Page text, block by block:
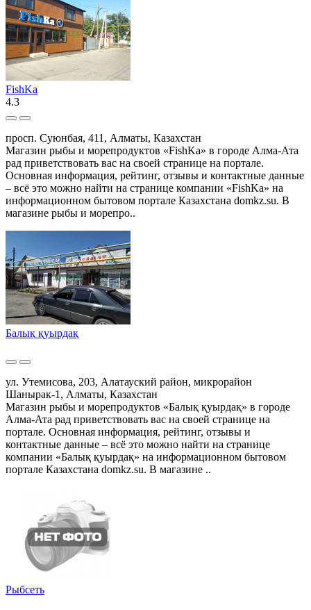
FishKa
4.3
просп. Суюнбая, 411, Алматы, Казахстан
Магазин рыбы и морепродуктов «FishKa» в городе Алма-Ата
рад приветствовать вас на своей странице на портале.
Основная информация, рейтинг, отзывы и контактные данные
– всё это можно найти на странице компании «FishKa» на
информационном бытовом портале Казахстана domkz.su. В
магазине рыбы и морепро..
Балық қуырдақ
ул. Утемисова, 203, Алатауский район, микрорайон
Шанырак-1, Алматы, Казахстан
Магазин рыбы и морепродуктов «Балық қуырдақ» в городе
Алма-Ата рад приветствовать вас на своей странице на
портале. Основная информация, рейтинг, отзывы и
контактные данные – всё это можно найти на странице
компании «Балық қуырдақ» на информационном бытовом
портале Казахстана domkz.su. В магазине ..
Рыбсеть